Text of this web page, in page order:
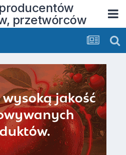
przetwórców